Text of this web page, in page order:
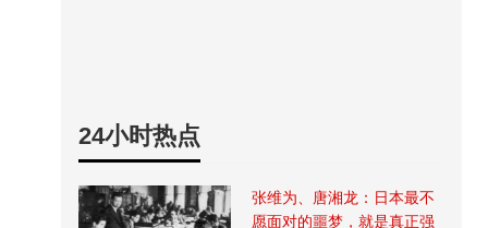
24小时热点
张维为、唐湘龙：日本最不
愿面对的噩梦，就是真正强